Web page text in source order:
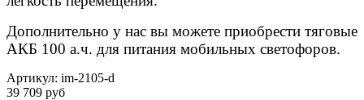
Дополнительно у нас вы можете приобрести тяговые
АКБ 100 а.ч. для питания мобильных светофоров.
Артикул: im-2105-d
39 709 руб